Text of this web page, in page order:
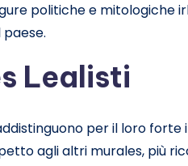
politiche e mitologiche
Lealisti
per il loro forte
agli altri murales, più